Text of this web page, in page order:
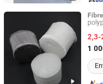
Fibre
2,3-
1
Briture Co., Ltd.
Anhui, China